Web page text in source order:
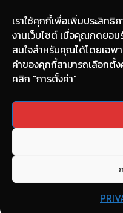
เราใช้คุกกี้เพื่อเพิ่มประสิทธิ
งานเว็บไซต์ เมื่อคุณกดยอม
สนใจสำหรับคุณได้โดยเฉพ
ค่าของคุกกี้สามารถเลือกตั้
คลิก "การตั้งค่า"
Email:
Copyright © 2022